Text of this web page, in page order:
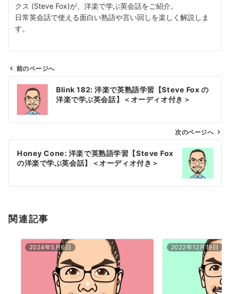
クス (Steve Fox)が、洋楽で学ぶ英会話をご紹介。
日常英会話で使える面白い熟語や言い回しを楽しく解説しま
す。
ビ
ン
前のページへ
Blink 182: 洋楽で英熟語学習【Steve Fox の
洋楽で学ぶ英会話】＜オーディオ付き＞
次のページへ
Honey Cone: 洋楽で英熟語学習【Steve Fox
の洋楽で学ぶ英会話】＜オーディオ付き＞
関連記事
2024年5月6日 2022年12月19日